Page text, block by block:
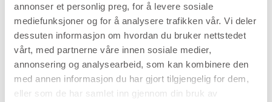
annonser et personlig preg, for å levere sosiale
mediefunksjoner og for å analysere trafikken vår. Vi deler
dessuten informasjon om hvordan du bruker nettstedet
vårt, med partnerne våre innen sosiale medier,
annonsering og analysearbeid, som kan kombinere den
med annen informasjon du har gjort tilgjengelig for dem,
eller som de har samlet inn gjennom din bruk av
Viktig med disse vanskelige
spørsmålene
Mattias har ikke selv søkt hjelp for blære- og
tarmproblemer, men han er klar over at plagene